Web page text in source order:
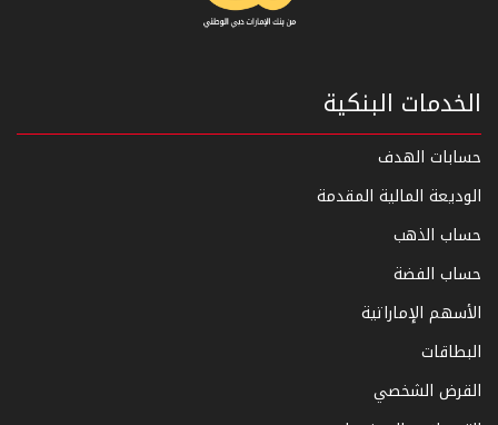
الخدمات البنكية
حسابات الهدف
الوديعة المالية المقدمة
حساب الذهب
حساب الفضة
الأسهم الإماراتية
البطاقات
القرض الشخصي